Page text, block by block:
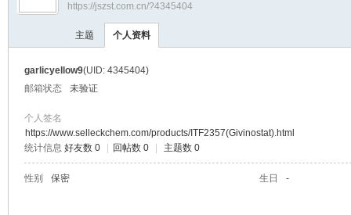
›
https://jszst.com.cn/?4345404
主题 个人资料
garlicyellow9(UID: 4345404)
邮箱状态
未验证
个人签名
https://www.selleckchem.com/products/ITF2357(Givinostat).html
统计信息 好友数 0 回帖数 0 主题数 0
性别 保密 生日 -